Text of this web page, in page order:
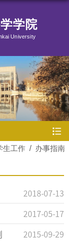
生工作 / 办事指南
2018-07-13
2017-05-17
2015-09-29